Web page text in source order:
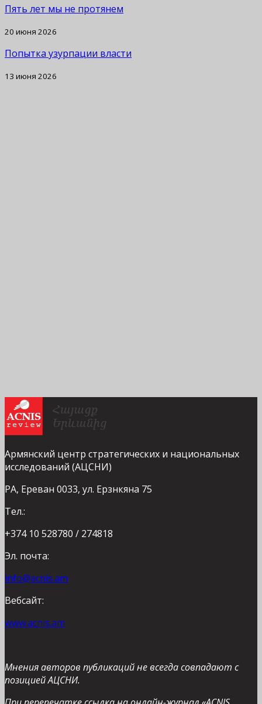
Пять лет мы не протянем
20 июня 2026
Попытка узурпации власти
13 июня 2026
Армянский центр стратегических и национальных
исследований (АЦСНИ)
РА, Ереван 0033, ул. Ерзнкяна 75
Тел.:
+374 10 528780 / 274818
Эл. почта:
info@acnis.am
Вебсайт:
www.acnis.am
Мнения авторов публикаций не всегда совпадают с
позицией АЦСНИ.